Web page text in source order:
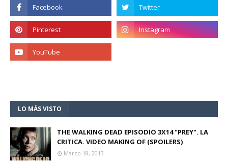
LO MÁS VISTO
THE WALKING DEAD EPISODIO 3X14 "PREY". LA
CRITICA. VIDEO MAKING OF (SPOILERS)
Marzo 18, 2013